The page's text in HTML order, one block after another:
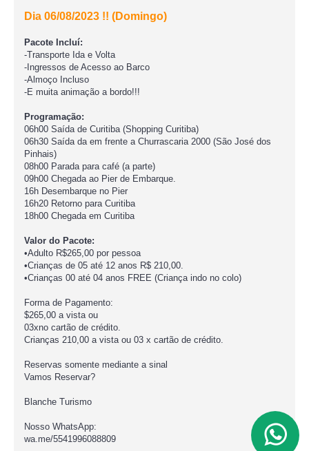
Dia 06/08/2023 !! (Domingo)
Pacote Incluí:
-Transporte Ida e Volta
-Ingressos de Acesso ao Barco
-Almoço Incluso
-E muita animação a bordo!!!
Programação:
06h00 Saída de Curitiba (Shopping Curitiba)
06h30 Saída da em frente a Churrascaria 2000 (São José dos
Pinhais)
08h00 Parada para café (a parte)
09h00 Chegada ao Pier de Embarque.
16h Desembarque no Pier
16h20 Retorno para Curitiba
18h00 Chegada em Curitiba
Valor do Pacote:
•Adulto R$265,00 por pessoa
•Crianças de 05 até 12 anos R$ 210,00.
•Crianças 00 até 04 anos FREE (Criança indo no colo)
Forma de Pagamento:
$265,00 a vista ou
03xno cartão de crédito.
Crianças 210,00 a vista ou 03 x cartão de crédito.
Reservas somente mediante a sinal
Vamos Reservar?
Blanche Turismo
Nosso WhatsApp:
wa.me/5541996088809